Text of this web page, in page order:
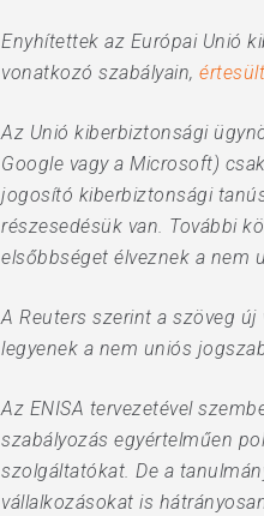
Enyhítettek az Európai Unió
vonatkozó szabályain,
Az Unió kiberbiztonsági
Google vagy a Microsoft)
jogosító kiberbiztonsági
részesedésük van. További
elsőbbséget élveznek a nem
A Reuters szerint a szöveg
legyenek a nem uniós
Az ENISA tervezetével
szabályozás egyértelműen
szolgáltatókat. De a
vállalkozásokat is